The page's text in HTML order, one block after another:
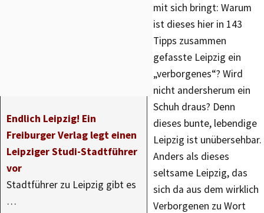
Endlich Leipzig! Ein
Freiburger Verlag legt einen
Leipziger Studi-Stadtführer
vor
Stadtführer zu Leipzig gibt es
…
mit sich bringt: Warum
ist dieses hier in 143
Tipps zusammen
gefasste Leipzig ein
„verborgenes“? Wird
nicht andersherum ein
Schuh draus? Denn
dieses bunte, lebendige
Leipzig ist unübersehbar.
Anders als dieses
seltsame Leipzig, das
sich da aus dem wirklich
Verborgenen zu Wort